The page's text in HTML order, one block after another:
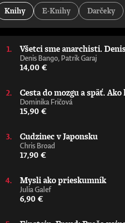
z najdôležitejších a
podcast The Rest Is
téme, aj keď nemáte technické
sprievodcu príležitosťami,
predsedníčka Ada Lovelace
najrýchlejšie upriamiť pozornosť na
zaoberá už celé desaťročia.
Melham, profesor informatiky,
Knihy E-Knihy Darčeky
Všetci sme anarchisti.
Denis Bango, Patrik Garaj
14,00 €
Cesta do mozgu a späť.
Dominika Fričová
15,90 €
Cudzinec v Japonsku
Chris Broad
17,90 €
Mysli ako prieskumník
Julia Galef
6,90 €